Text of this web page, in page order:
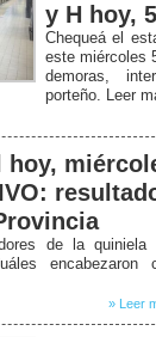
y H hoy,
Chequeá el
este miércoles
demoras,
porteño. Leer
hoy,
de la quiniela
encabezaron
» Leer